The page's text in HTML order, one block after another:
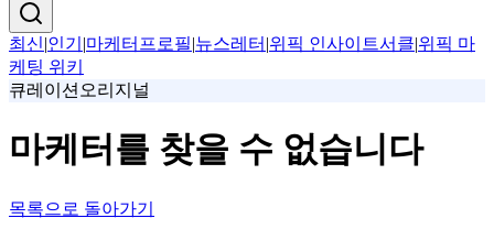
최신|인기 |마케터프로필|뉴스레터 |위픽 인사이트서클|위픽 마
케팅 위키
큐레이션 오리지널
마케터를 찾을 수 없습니다
목록으로 돌아가기